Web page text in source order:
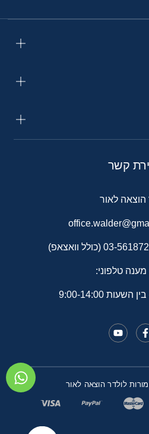
קשר
הוצאה לאור
(כולל וואצאפ)
טלפוני:
9:00-14:00
לולדר הוצאה לאור